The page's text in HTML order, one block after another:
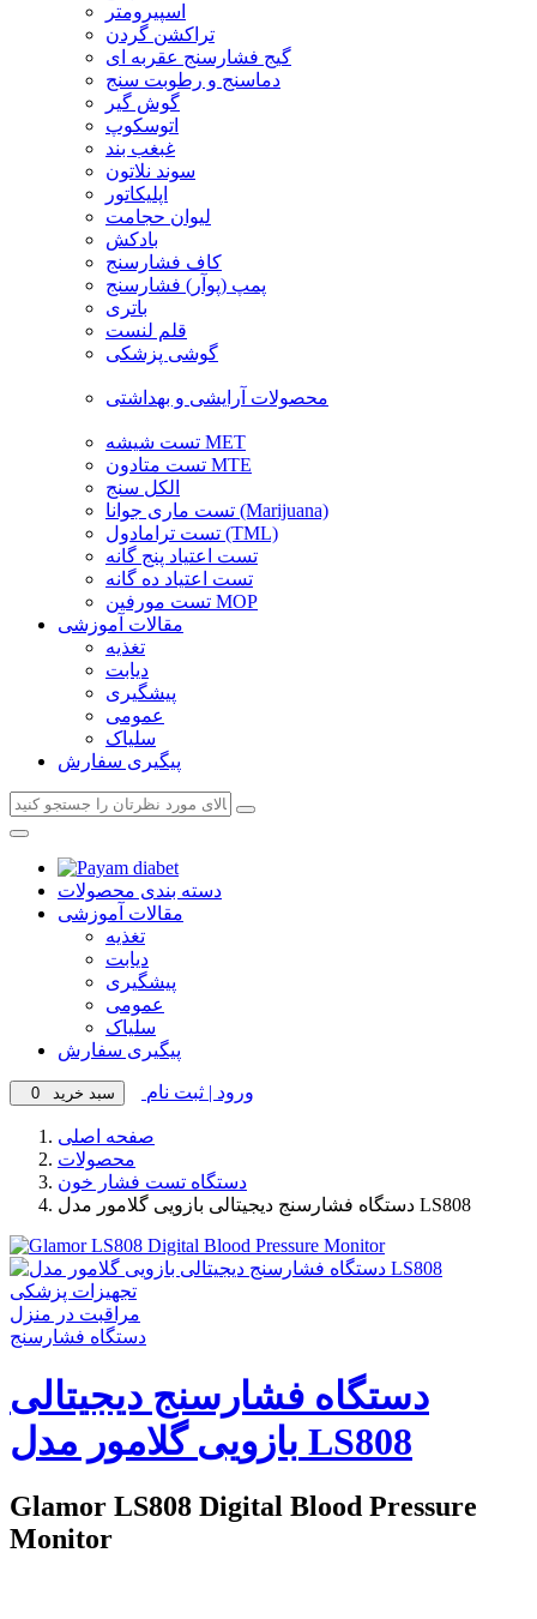
اسپیرومتر
تراکشن گردن
گیج فشارسنج عقربه ای
دماسنج و رطوبت سنج
گوش گیر
اتوسکوپ
غبغب بند
سوند نلاتون
اپلیکاتور
لیوان حجامت
بادکش
کاف فشارسنج
پمپ (پوآر) فشارسنج
باتری
قلم لنست
گوشی پزشکی
محصولات آرایشی و بهداشتی
تست شیشه MET
تست متادون MTE
الکل سنج
تست ماری جوانا (Marijuana)
تست ترامادول (TML)
تست اعتیاد پنج گانه
تست اعتیاد ده گانه
تست مورفین MOP
مقالات آموزشی
تغذیه
دیابت
پیشگیری
عمومی
سلیاک
پیگیری سفارش
دسته بندی محصولات
مقالات آموزشی
تغذیه
دیابت
پیشگیری
عمومی
سلیاک
پیگیری سفارش
سبد خرید 0 ورود | ثبت نام
صفحه اصلی
محصولات
دستگاه تست فشار خون
دستگاه فشارسنج دیجیتالی بازویی گلامور مدل LS808
تجهیزات پزشکی
مراقبت در منزل
دستگاه فشارسنج
دستگاه فشارسنج دیجیتالی
بازویی گلامور مدل LS808
Glamor LS808 Digital Blood Pressure
Monitor